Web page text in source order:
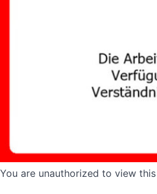
You are unauthorized to view